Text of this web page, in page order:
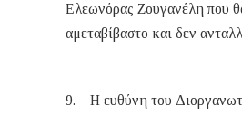
Ελεωνόρας Ζουγανέλη που
αμεταβίβαστο και δεν
9. Η ευθύνη του Διοργανωτή